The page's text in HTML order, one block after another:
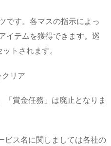
です。各マスの指示によっ
イテムを獲得できます。巡
トされます。
リア
賞金任務」は廃止となりま
ス名に関しましては各社の